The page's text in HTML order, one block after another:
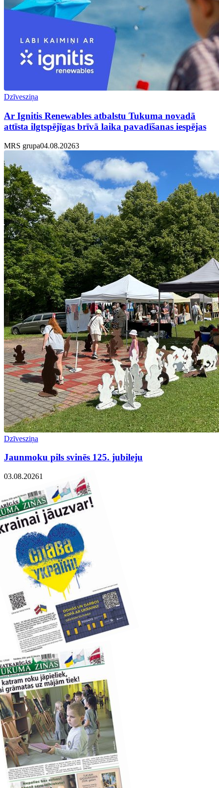
Dzīvesziņa
Ar Ignitis Renewables atbalstu Tukuma novadā
attīsta ilgtspējīgas brīvā laika pavadīšanas iespējas
MRS grupa04.08.20263
Dzīvesziņa
Jaunmoku pils svinēs 125. jubileju
03.08.20261